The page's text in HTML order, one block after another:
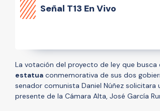
Señal T13 En Vivo
La votación del proyecto de ley que
estatua conmemorativa de sus dos
senador comunista Daniel Núñez
presente de la Cámara Alta, José García